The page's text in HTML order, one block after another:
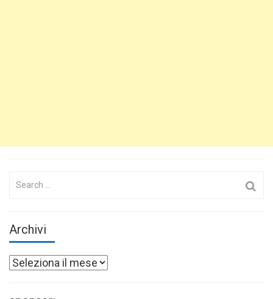
Search
Archivi
Archivi